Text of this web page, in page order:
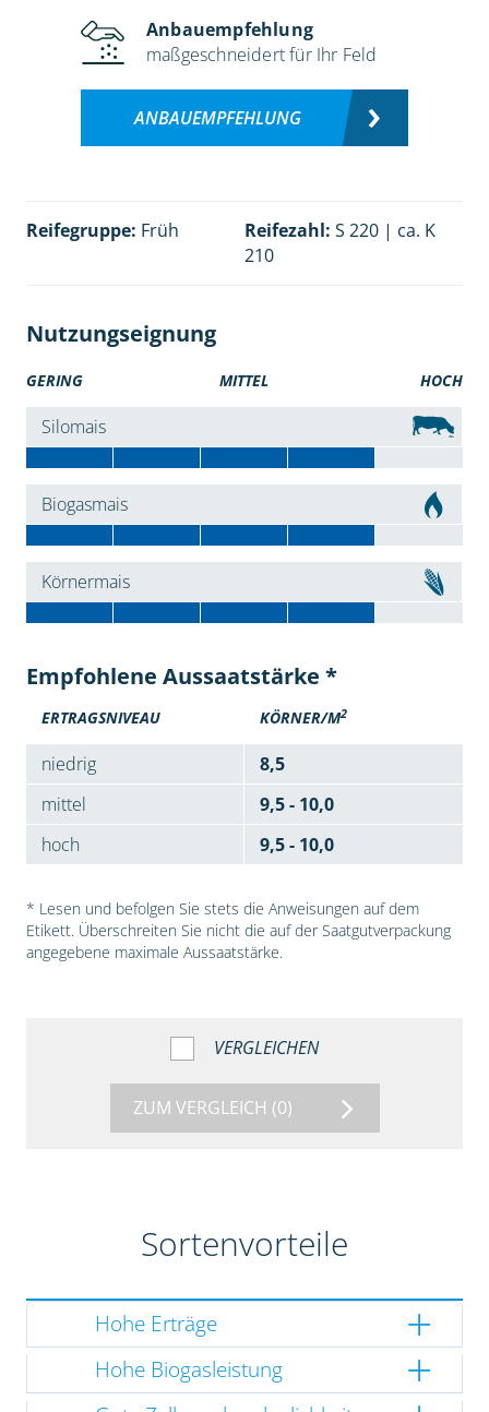
Anbauempfehlung
maßgeschneidert für Ihr Feld
ANBAUEMPFEHLUNG
Reifegruppe: Früh Reifezahl: S 220 | ca. K
210
Nutzungseignung
GERING MITTEL HOCH
Silomais
Biogasmais
Körnermais
Empfohlene Aussaatstärke *
ERTRAGSNIVEAU KÖRNER/M2
niedrig
8,5
mittel
9,5 - 10,0
hoch
9,5 - 10,0
* Lesen und befolgen Sie stets die Anweisungen auf dem
Etikett. Überschreiten Sie nicht die auf der Saatgutverpackung
angegebene maximale Aussaatstärke.
VERGLEICHEN
ZUM VERGLEICH (0)
Sortenvorteile
Hohe Erträge
Hohe Biogasleistung